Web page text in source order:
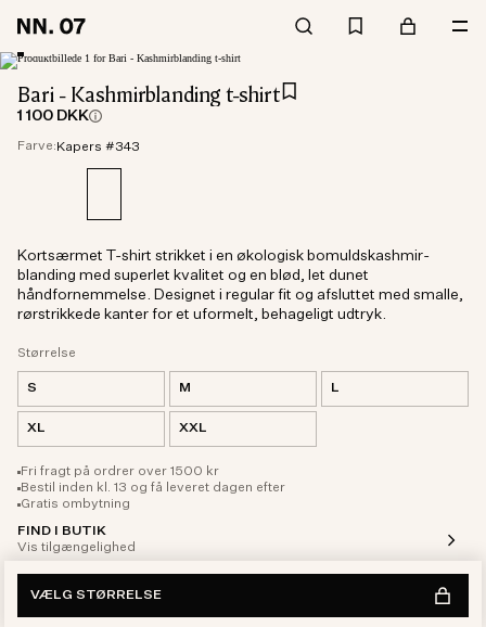
Bari - Kashmirblanding t-shirt
1 100 DKK
Farve: Kapers #343
Størrelse
S M L
XL XXL
Fri fragt på ordrer over 1500 kr
Bestil inden kl. 13 og få leveret dagen efter
Gratis ombytning
FIND I BUTIK
Vis tilgængelighed
Kortsærmet T-shirt strikket i en økologisk bomuldskashmir-
blanding med superlet kvalitet og en blød, let dunet
håndfornemmelse. Designet i regular fit og afsluttet med smalle,
rørstrikkede kanter for et uformelt, behageligt udtryk.
VÆLG STØRRELSE